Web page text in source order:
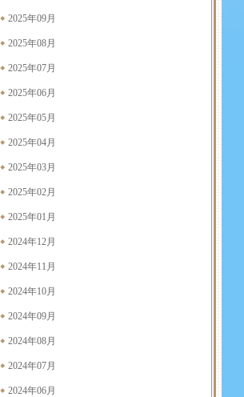
2025年09月
2025年08月
2025年07月
2025年06月
2025年05月
2025年04月
2025年03月
2025年02月
2025年01月
2024年12月
2024年11月
2024年10月
2024年09月
2024年08月
2024年07月
2024年06月